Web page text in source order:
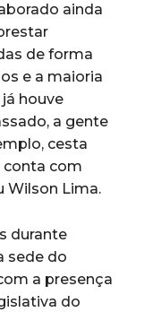
ainda
de forma
e a maioria
houve
a gente
cesta
conta com
Wilson Lima.
durante
sede do
a presença
do